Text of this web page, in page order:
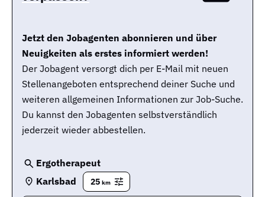
Jetzt den Jobagenten abonnieren und über
Neuigkeiten als erstes informiert werden!
Der Jobagent versorgt dich per E-Mail mit neuen
Stellenangeboten entsprechend deiner Suche und
weiteren allgemeinen Informationen zur Job-Suche.
Du kannst den Jobagenten selbstverständlich
jederzeit wieder abbestellen.
Ergotherapeut
Karlsbad
25 km